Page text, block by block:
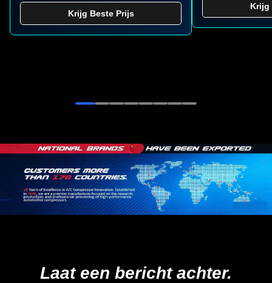
Krijg Beste Prijs
Krijg
Laat een bericht achter.